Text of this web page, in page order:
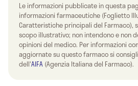
Le informazioni pubblicate in questa
informazioni farmaceutiche (Foglietto
Caratteristiche principali del Farmaco),
scopo illustrativo; non intendono e non
opinioni del medico. Per informazioni
aggiornate su questo farmaco si
dell'AIFA (Agenzia Italiana del Farmaco).